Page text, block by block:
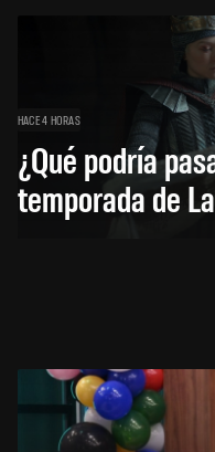
HACE 4 HORAS
¿Qué podría
temporada de